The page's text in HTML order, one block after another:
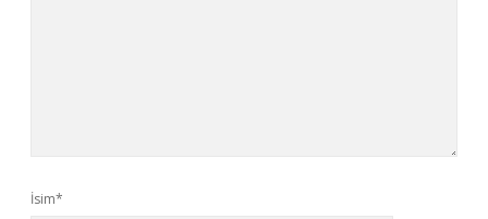
İsim*